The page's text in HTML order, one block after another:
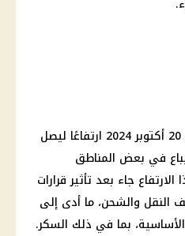
شهد سعر السكر المعبأ اليوم 20 أكتوبر 2024 ارتفاعًا ليصل
حيث يباع في بعض المناطق
جنيهًا. هذا الارتفاع جاء بعد تأثير قرارات
النقل والشحن، ما أدى إلى
بما في ذلك السكر.